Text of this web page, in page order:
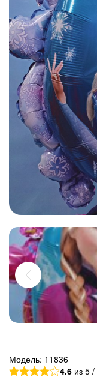
Модель: 11836
4.6 из 5 /